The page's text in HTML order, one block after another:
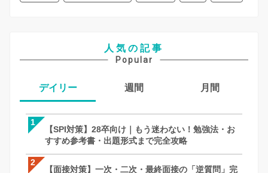
人気の記事
Popular
デイリー
1
【SPI対策】28卒向け｜もう迷わない！勉強法・お
すすめ参考書・出題形式まで完全攻略
2
【面接対策】一次・二次・最終面接の「逆質問」完
週間
【SPI対策】28卒向け｜もう迷わない！
すすめ参考書・出題形式まで完全攻略
【面接対策】一次・二次・最終面接の「
月間
【面接対策】一次・二次・最終面接の「
全攻略！何個聞く？メモはOK？就活での
徹底解説｜27卒・28卒向け
【SPI対策】28卒向け｜もう迷わない！